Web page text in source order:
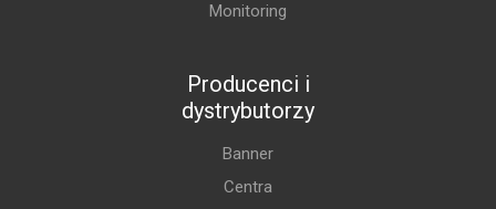
Monitoring
Producenci i
dystrybutorzy
Banner
Centra